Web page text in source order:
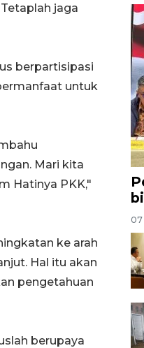
jaga
berpartisipasi
untuk
Mari kita
Hatinya PKK,"
ke arah
Hal itu akan
pengetahuan
berupaya
07